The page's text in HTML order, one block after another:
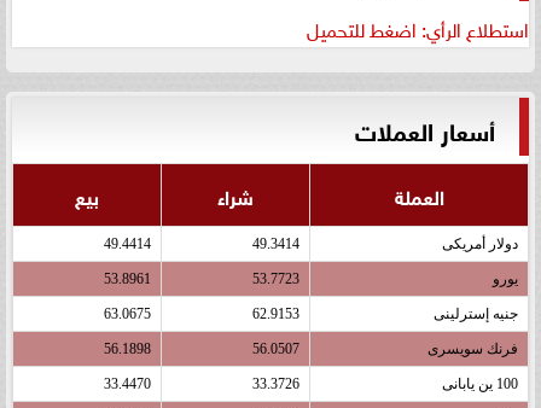
استطلاع الرأي: اضغط للتحميل
أسعار العملات
العملة شراء بيع
دولار أمريكى 49.3414
49.4414
يورو 53.7723
53.8961
جنيه إسترلينى 62.9153
63.0675
فرنك سويسرى 56.0507
56.1898
100 ين يابانى 33.3726
33.4470